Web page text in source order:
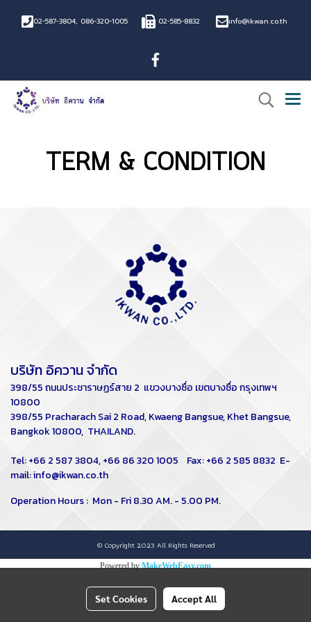
02-587-3804, 086-320-1005 02-585-8832 info@ikwan.co.th
TERM & CONDITION
บริษัท อิควาน จำกัด
398/55 ถนนประชาราษฏร์สาย 2 แขวงบางซื่อ เขตบางซื่อ กรุงเทพฯ
10800
398/55 Pracharach Sai 2 Road, Kwaeng Bangsue, Khet Bangsue,
Bangkok 10800, THAILAND.
Tel: +66 2 587 3804, +66 86 320 1005 Fax: +66 2 585 8832 E-
mail:info@ikwan.co.th
Operation Hours : Mon - Fri 8.30 AM. - 5.00 PM.
© Copyright 2023 All Rights Reserved
Powered byMakeWebEasy.com
Set Cookies Accept All